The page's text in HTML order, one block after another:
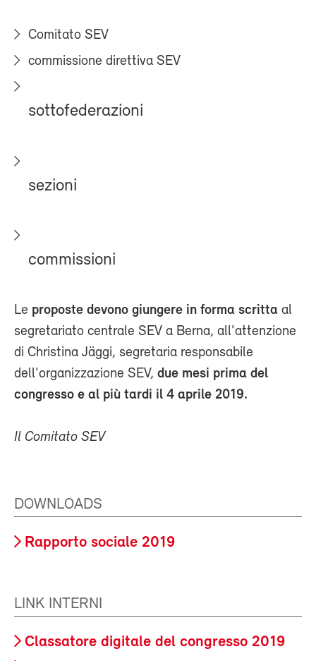
Comitato SEV
commissione direttiva SEV
sottofederazioni
sezioni
commissioni
Le proposte devono giungere in forma scritta al
segretariato centrale SEV a Berna, all'attenzione
di Christina Jäggi, segretaria responsabile
dell'organizzazione SEV, due mesi prima del
congresso e al più tardi il 4 aprile 2019.
Il Comitato SEV
DOWNLOADS
Rapporto sociale 2019
LINK INTERNI
Classatore digitale del congresso 2019